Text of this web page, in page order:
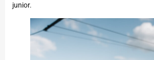
junior.